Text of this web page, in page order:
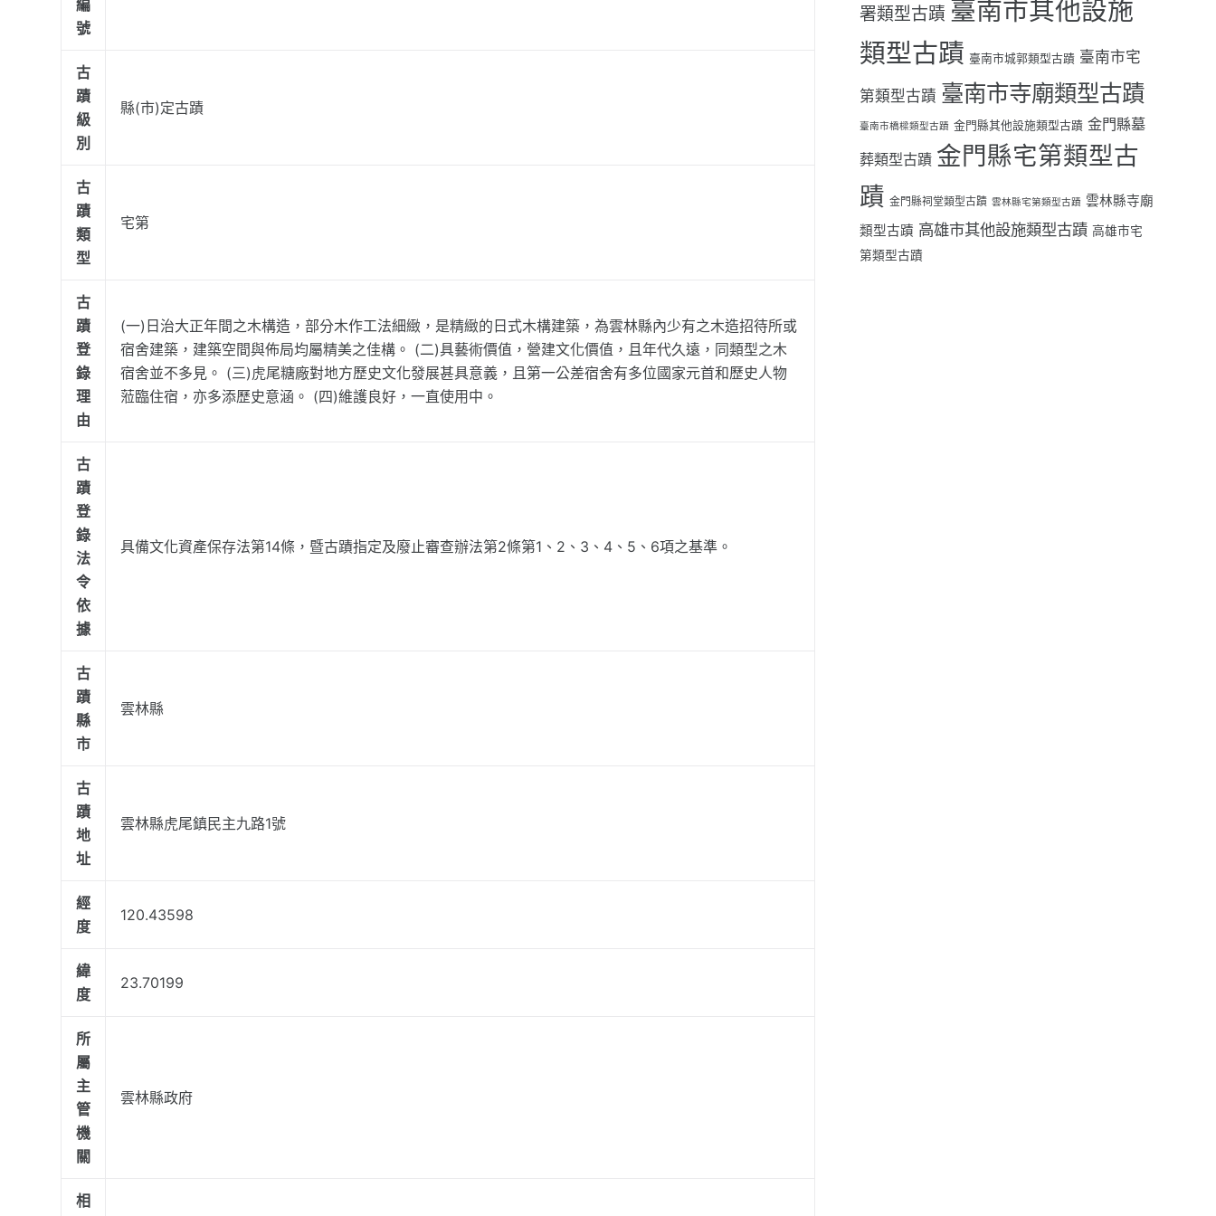
編
號
古
蹟
級
別
縣(市)定古蹟
古
蹟
類
型
宅第
古
蹟
登
錄
理
由
(一)日治大正年間之木構造，部分木作工法細緻，是精緻的日式木構建築，為雲林縣內少有之木造招待所或
宿舍建築，建築空間與佈局均屬精美之佳構。 (二)具藝術價值，營建文化價值，且年代久遠，同類型之木
宿舍並不多見。 (三)虎尾糖廠對地方歷史文化發展甚具意義，且第一公差宿舍有多位國家元首和歷史人物
蒞臨住宿，亦多添歷史意涵。 (四)維護良好，一直使用中。
古
蹟
登
錄
法
令
依
據
具備文化資產保存法第14條，暨古蹟指定及廢止審查辦法第2條第1、2、3、4、5、6項之基準。
古
蹟
縣
市
雲林縣
古
蹟
地
址
雲林縣虎尾鎮民主九路1號
經
度
120.43598
緯
度
23.70199
所
屬
主
管
機
關
雲林縣政府
相
署類型古蹟 臺南市其他設施
類型古蹟 臺南市城郭類型古蹟 臺南市宅
第類型古蹟 臺南市寺廟類型古蹟
臺南市橋樑類型古蹟 金門縣其他設施類型古蹟 金門縣墓
葬類型古蹟 金門縣宅第類型古
蹟 金門縣祠堂類型古蹟 雲林縣宅第類型古蹟 雲林縣寺廟
類型古蹟 高雄市其他設施類型古蹟 高雄市宅
第類型古蹟